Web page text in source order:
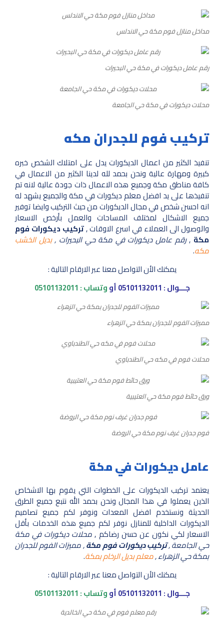
مداخل منازل فوم مكة حي الاندلس
رقم عامل ديكورات في مكة حي البحيرات
محلات ديكورات في مكة حي الجامعة
تركيب فوم للجدران مكه
تنفيذ الكثير من اعمال الديكورات يدل على امتلاك الشخص خبره
كبيرة ومهارة عالية ونحن بحمد لله لدينا الكثير من الاعمال في
كافة مناطق مكة وجميع هذه الاعمال ذات جودة عالية لانه تم
تنفيذها على يد افضل معلم ديكورات في مكة والجميع يشهد له
انه احسن شخص في مجال الديكورات من حيث التركيب وايضا توفير
جميع الاشكال لمختلف المساحات والعمل بأرخص الاسعار
والوصول الى العملاء في اسرع الاوقات ,تركيب ديكورات فوم
مكة ,رقم عامل ديكورات في مكة حي البحيرات ,بديل الخشب
مكه.
يمكنك الأن التواصل معنا عبر الارقام التالية :
جـــوال : 05101132011أووتساب : 05101132011
مميزات الفوم للجدران بمكة حي الزهراء
محلات فوم في مكه حي الطندباوي
ورق حائط فوم مكة حي العتيبية
فوم جدران غرف نوم مكة حي الروضة
عامل ديكورات في مكة
يعتمد تركيب الديكورات على الخطوات التي يقوم بها الاشخاص
الذين يعملوا في هذا المجال ونحن بحمد الله نتبع جميع الطرق
الحديثة ونستخدم افضل المعدات ونوفر لكم جميع تصاميم
الديكورات الداخلية للمنازل نوفر لكم جميع هذه الخدمات بأقل
الاسعار لكي نكون عن حسن رضاكم ,محلات ديكورات في مكة
حي الجامعة ,تركيب ديكورات فوم مكة, مميزات الفوم للجدران
بمكة حي الزهراء ,معلم بديل الرخام بمكة.
يمكنك الأن التواصل معنا عبر الارقام التالية :
جـــوال : 05101132011أووتساب : 05101132011